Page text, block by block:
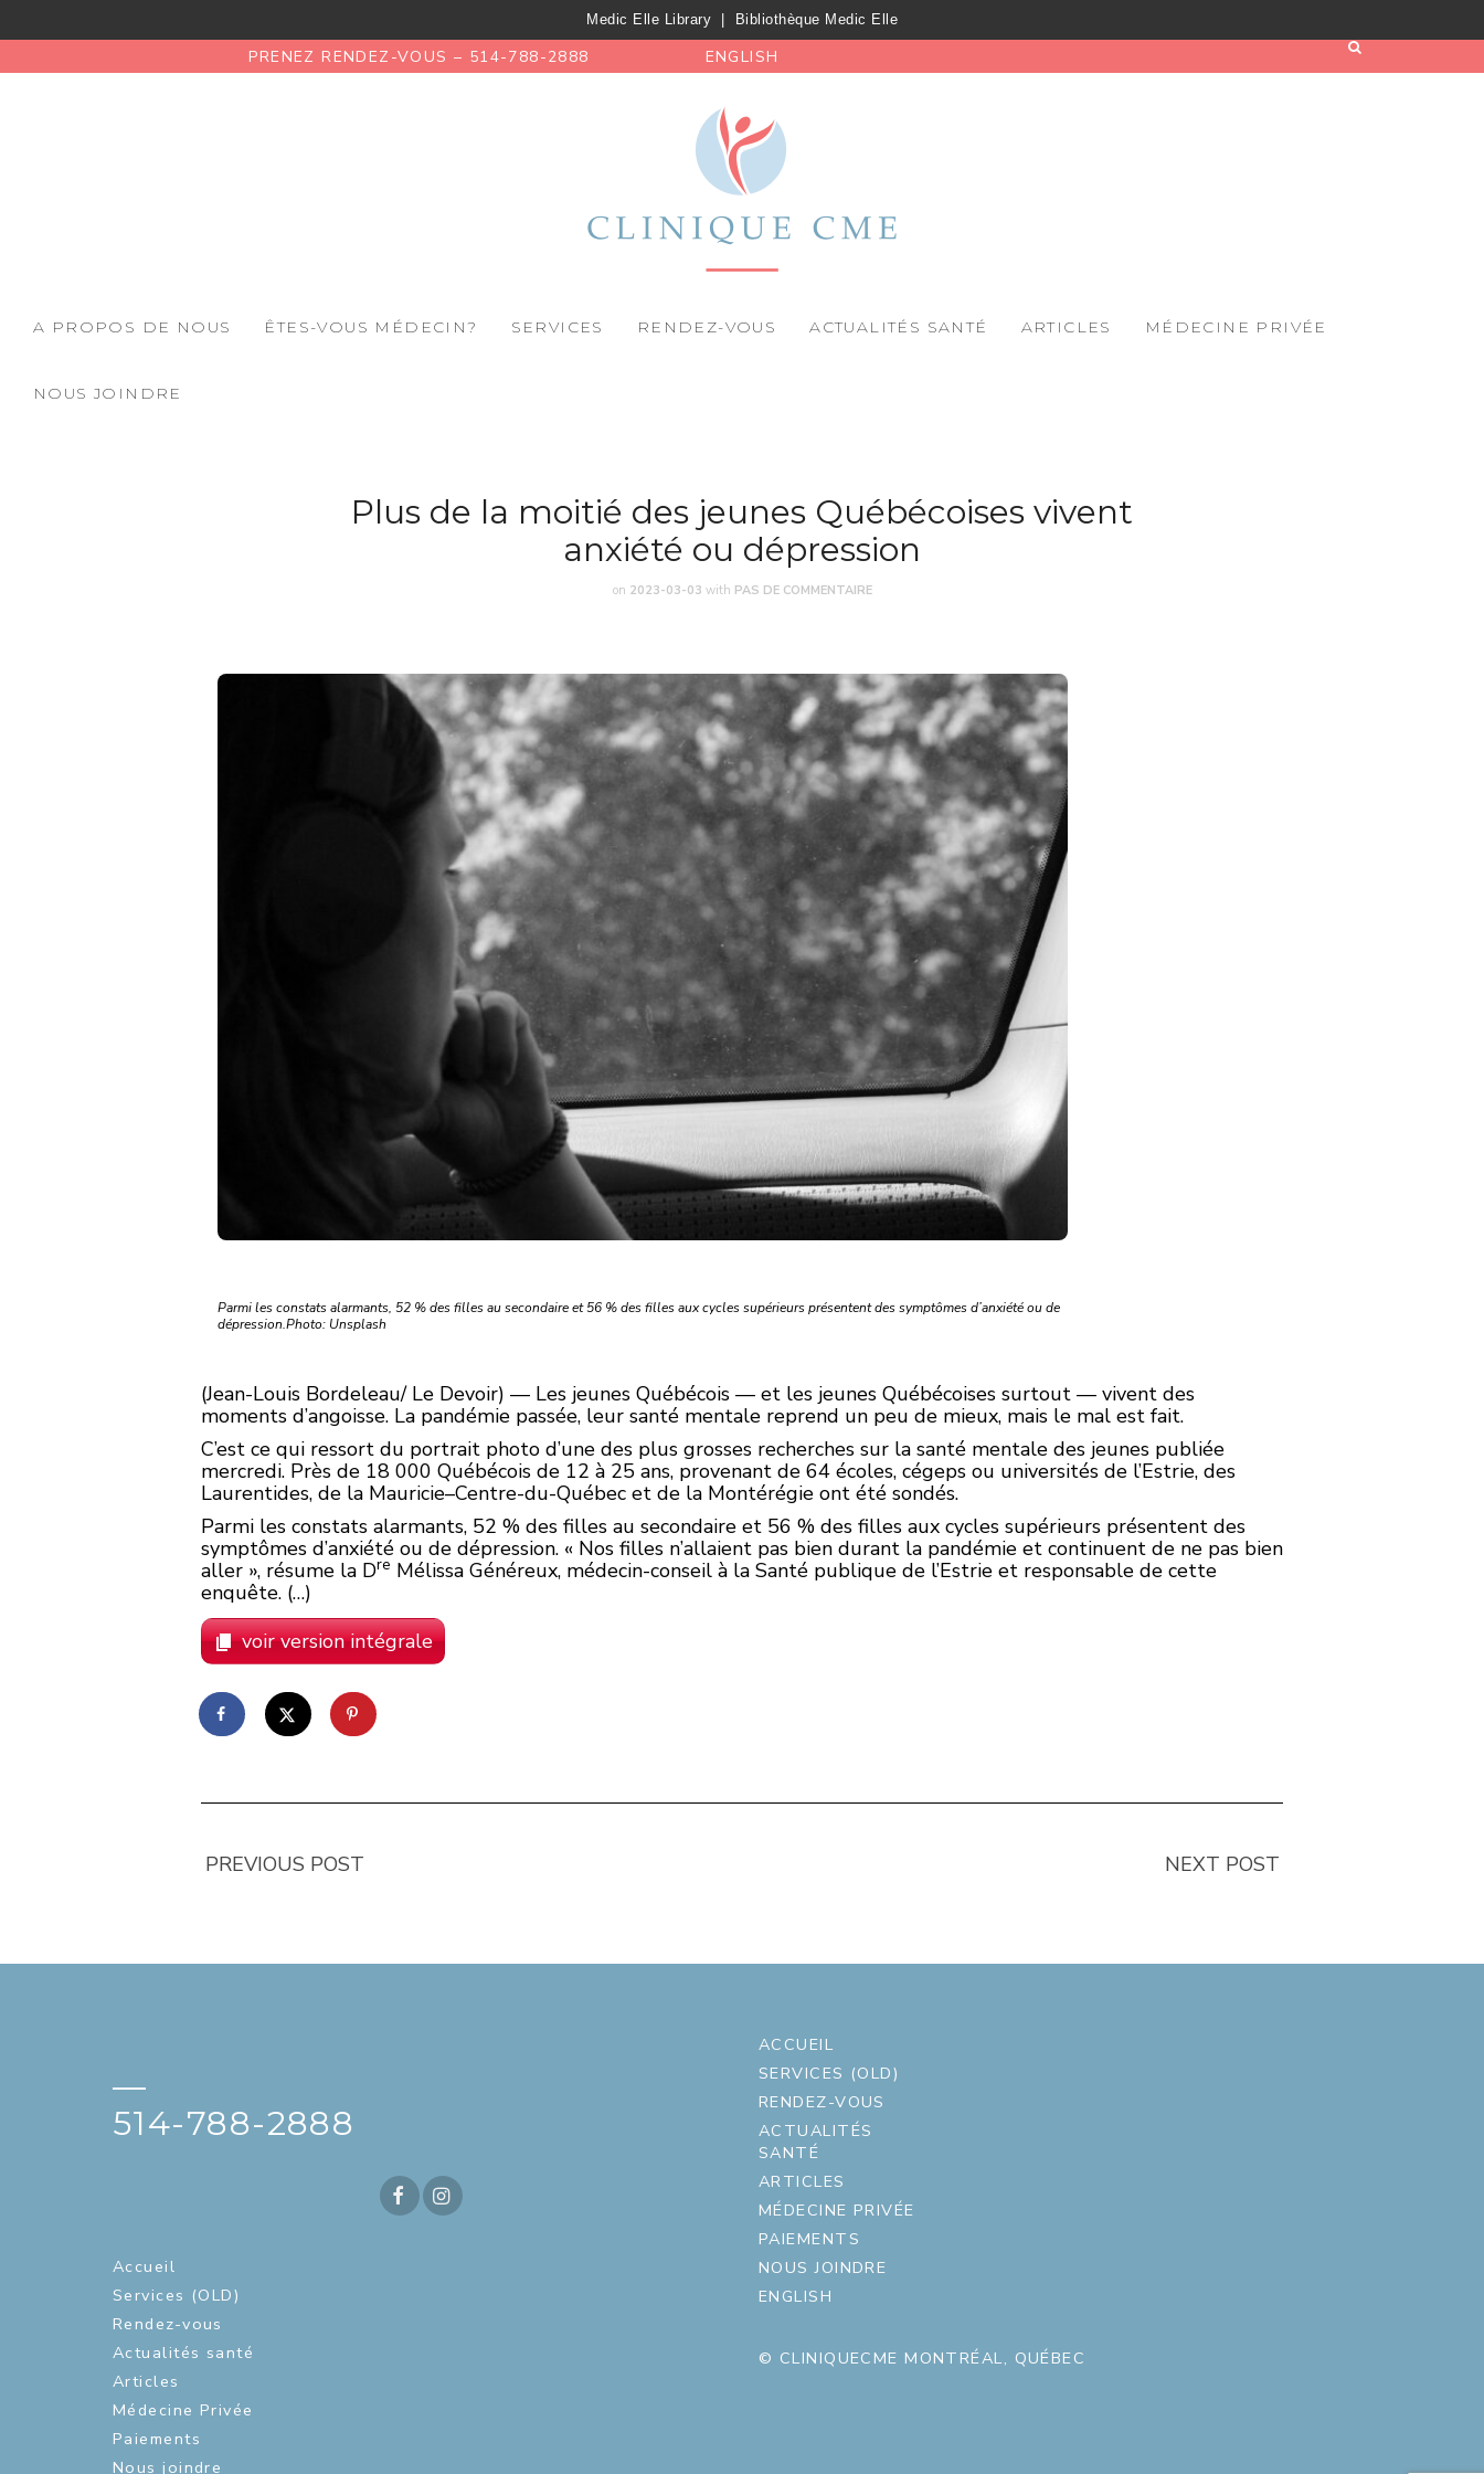
Medic Elle Library Bibliothèque Medic Elle
PRENEZ RENDEZ-VOUS – 514-788-2888 ENGLISH
A PROPOS DE NOUS ÊTES-VOUS MÉDECIN? SERVICES RENDEZ-VOUS ACTUALITÉS SANTÉ ARTICLES MÉDECINE PRIVÉE
NOUS JOINDRE
Plus de la moitié des jeunes Québécoises vivent
anxiété ou dépression
on 2023-03-03 with PAS DE COMMENTAIRE
Parmi les constats alarmants, 52 % des filles au secondaire et 56 % des filles aux cycles supérieurs présentent des symptômes d’anxiété ou de
dépression.Photo: Unsplash
(Jean-Louis Bordeleau/ Le Devoir) — Les jeunes Québécois — et les jeunes Québécoises surtout — vivent des
moments d’angoisse. La pandémie passée, leur santé mentale reprend un peu de mieux, mais le mal est fait.
C’est ce qui ressort du portrait photo d’une des plus grosses recherches sur la santé mentale des jeunes publiée
mercredi. Près de 18 000 Québécois de 12 à 25 ans, provenant de 64 écoles, cégeps ou universités de l’Estrie, des
Laurentides, de la Mauricie–Centre-du-Québec et de la Montérégie ont été sondés.
Parmi les constats alarmants, 52 % des filles au secondaire et 56 % des filles aux cycles supérieurs présentent des
symptômes d’anxiété ou de dépression. « Nos filles n’allaient pas bien durant la pandémie et continuent de ne pas bien
aller », résume la Dre Mélissa Généreux, médecin-conseil à la Santé publique de l’Estrie et responsable de cette
enquête. (…)
voir version intégrale
PREVIOUS POST NEXT POST
—
514-788-2888
Accueil
Services (OLD)
Rendez-vous
Actualités santé
Articles
Médecine Privée
Paiements
Nous joindre
ACCUEIL
SERVICES (OLD)
RENDEZ-VOUS
ACTUALITÉS
SANTÉ
ARTICLES
MÉDECINE PRIVÉE
PAIEMENTS
NOUS JOINDRE
ENGLISH
© CLINIQUECME MONTRÉAL, QUÉBEC